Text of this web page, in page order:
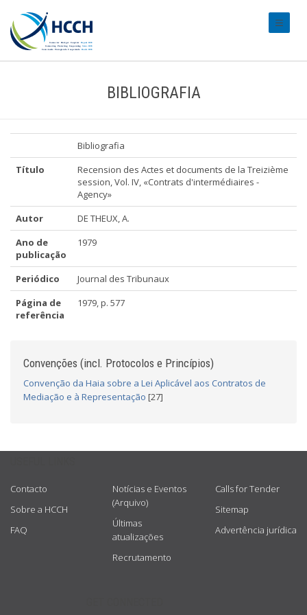
BIBLIOGRAFIA
Bibliografia
Título
Recension des Actes et documents de la Treizième
session, Vol. IV, «Contrats d'intermédiaires -
Agency»
Autor
DE THEUX, A.
Ano de
publicação
1979
Periódico
Journal des Tribunaux
Página de
referência
1979, p. 577
Convenções (incl. Protocolos e Princípios)
Convenção da Haia sobre a Lei Aplicável aos Contratos de
Mediação e à Representação [27]
Contacto
Sobre a HCCH
FAQ
Notícias e Eventos
(Arquivo)
Últimas
atualizações
Recrutamento
Calls for Tender
Sitemap
Advertência jurídica